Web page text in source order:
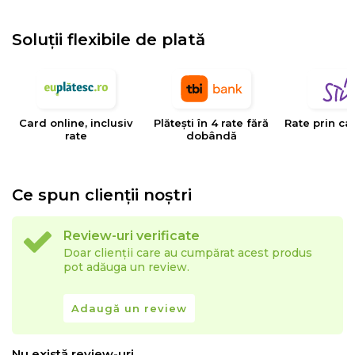
tesaturilor decorative, tapiteriilor si huselor pentru
mobilier. Creativitatea, designul, inovatia si calitatea
sunt valorile care determina stilul si traiectoria Eysa inca
de la infiintarea sa.
Soluții flexibile de plată
Card online, inclusiv
rate
Plătești în 4 rate fără
dobândă
Rate prin
Ce spun clienții noștri
Review-uri verificate
Doar clienții care au cumpărat acest produs
pot adăuga un review.
Adaugă un review